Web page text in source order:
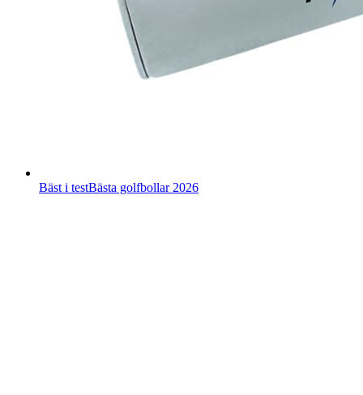
Bäst i testBästa golfbollar 2026